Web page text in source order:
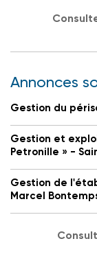
Annonces
Gestion du
Gestion et
Petronille » -
Gestion de
Marcel